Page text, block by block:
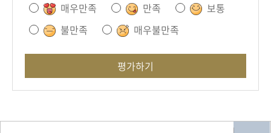
매우만족
만족
보통
불만족
매우불만족
평가하기